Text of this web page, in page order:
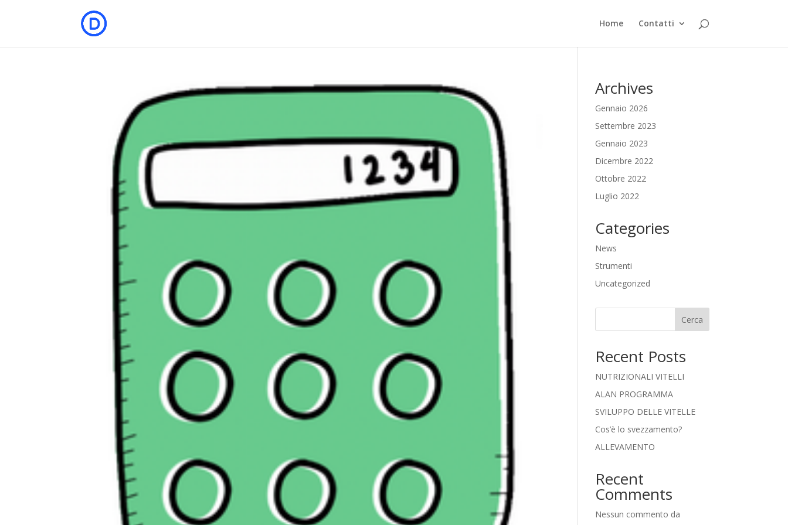
Home Contatti
Archives
Gennaio 2026
Settembre 2023
Gennaio 2023
Dicembre 2022
Ottobre 2022
Luglio 2022
Categories
News
Strumenti
Uncategorized
Cerca
Recent Posts
NUTRIZIONALI VITELLI
ALAN PROGRAMMA
SVILUPPO DELLE VITELLE
Cos’è lo svezzamento?
ALLEVAMENTO
Recent
Comments
Nessun commento da